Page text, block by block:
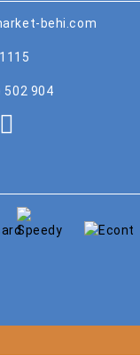
behi.com
502 904